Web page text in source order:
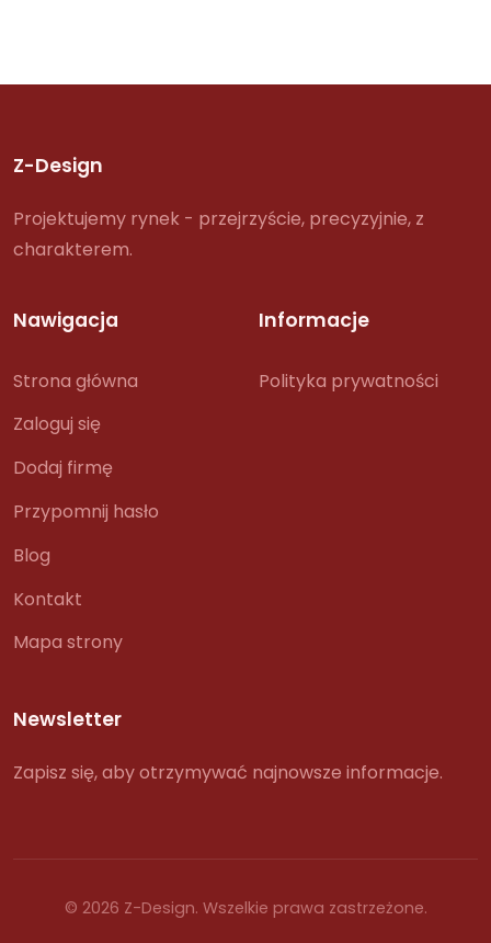
Z-Design
Projektujemy rynek - przejrzyście, precyzyjnie, z
charakterem.
Nawigacja
Strona główna
Zaloguj się
Dodaj firmę
Przypomnij hasło
Blog
Kontakt
Mapa strony
Informacje
Polityka prywatności
Newsletter
Zapisz się, aby otrzymywać najnowsze informacje.
© 2026 Z-Design. Wszelkie prawa zastrzeżone.